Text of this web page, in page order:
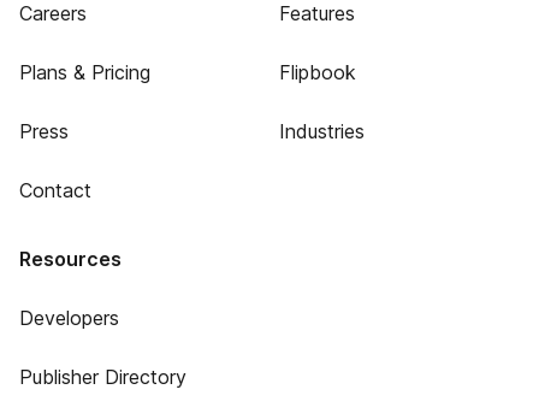
Careers
Plans & Pricing
Press
Contact
Features
Flipbook
Industries
Resources
Developers
Publisher Directory